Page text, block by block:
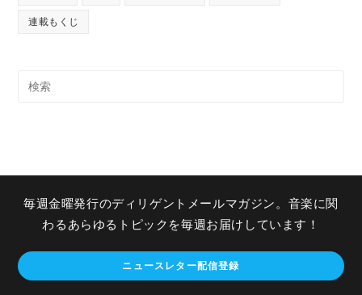
連載もくじ
毎週金曜発行のディリゲントメールマガジン。音楽に関
わるあらゆるトピックを毎週お届けしています！
ニュースレター配信登録